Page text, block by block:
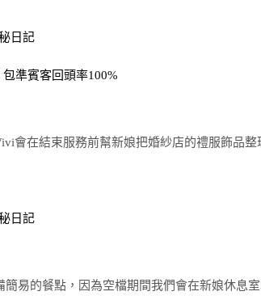
日記
準賓客回頭率100%
會在結束服務前幫新娘把婚紗店的禮服飾品
日記
易的餐點，因為空檔期間我們會在新娘休息